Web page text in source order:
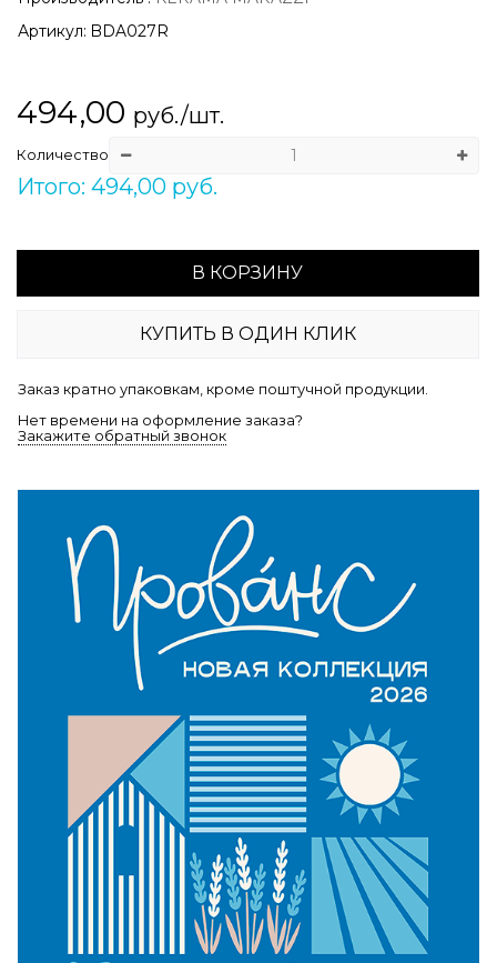
Артикул: BDA027R
494,00 руб./шт.
Количество
Итого: 494,00 руб.
В КОРЗИНУ
КУПИТЬ В ОДИН КЛИК
Заказ кратно упаковкам, кроме поштучной продукции.
Нет времени на оформление заказа?
Закажите обратный звонок